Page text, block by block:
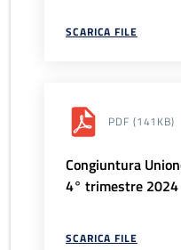
SCARICA FILE
PDF (141KB)
Congiuntura
4° trimestre 2024
SCARICA FILE